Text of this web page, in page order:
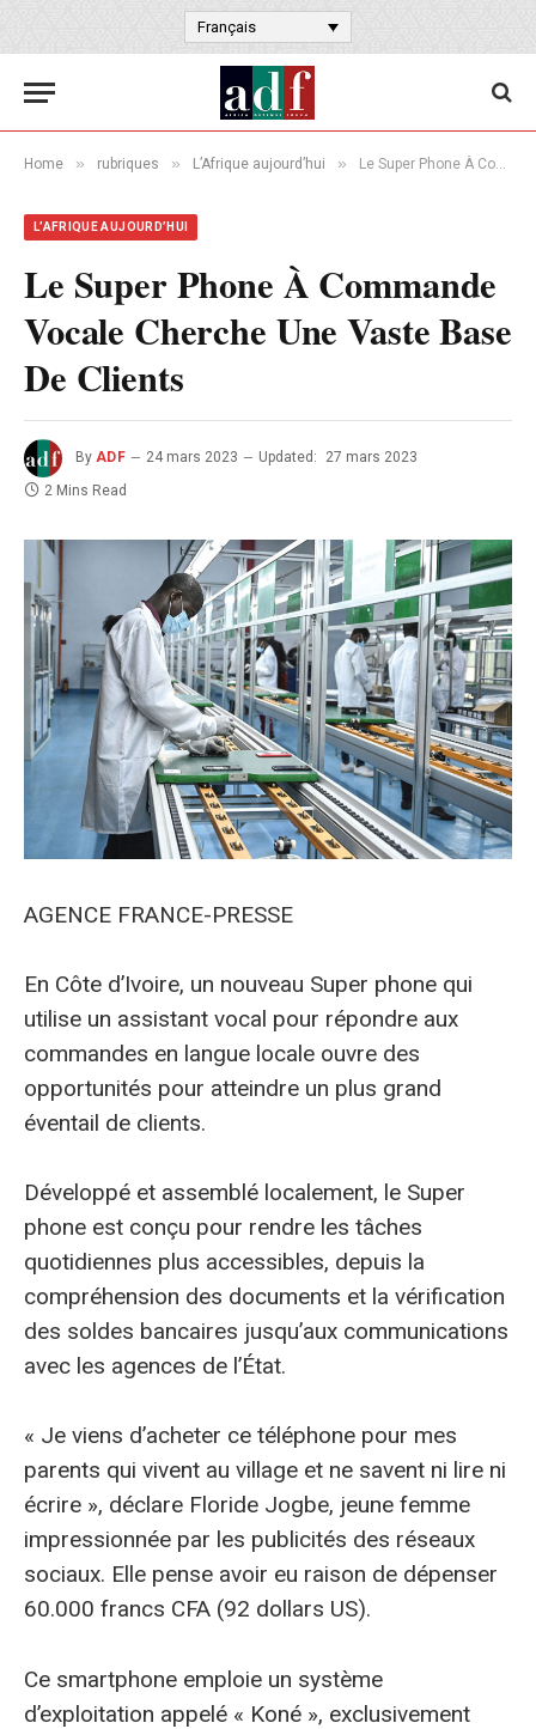
Français
Home » rubriques » L’Afrique aujourd’hui » Le Super Phone À Commande Vocale Cherche Une Vaste Base De Clients
L’AFRIQUE AUJOURD’HUI
Le Super Phone À Commande
Vocale Cherche Une Vaste Base
De Clients
By ADF 24 mars 2023 Updated:
27 mars 2023
2 Mins Read
AGENCE FRANCE-PRESSE
En Côte d’Ivoire, un nouveau Super phone qui
utilise un assistant vocal pour répondre aux
commandes en langue locale ouvre des
opportunités pour atteindre un plus grand
éventail de clients.
Développé et assemblé localement, le Super
phone est conçu pour rendre les tâches
quotidiennes plus accessibles, depuis la
compréhension des documents et la vérification
des soldes bancaires jusqu’aux communications
avec les agences de l’État.
« Je viens d’acheter ce téléphone pour mes
parents qui vivent au village et ne savent ni lire ni
écrire », déclare Floride Jogbe, jeune femme
impressionnée par les publicités des réseaux
sociaux. Elle pense avoir eu raison de dépenser
60.000 francs CFA (92 dollars US).
Ce smartphone emploie un système
d’exploitation appelé « Koné », exclusivement